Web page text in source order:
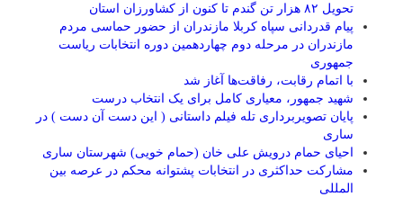
تحویل ۸۲ هزار تن گندم تا کنون از کشاورزان استان
پیام قدردانی سپاه کربلا مازندران از حضور حماسی مردم
مازندران در مرحله دوم چهاردهمین دوره انتخابات ریاست
جمهوری
با اتمام رقابت، رفاقت‌ها آغاز شد
شهید جمهور، معیاری کامل برای یک انتخاب درست
پایان تصویربرداری تله فیلم داستانی ( این دست آن دست ) در
ساری
احیای حمام درویش علی خان (حمام خویی) شهرستان ساری
مشارکت حداکثری در انتخابات پشتوانه محکم در عرصه بین
المللی